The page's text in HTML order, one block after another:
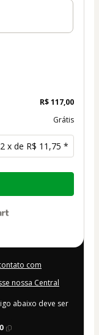
R$ 117,00
Grátis
x de R$ 11,75 *
com
nossa Central
abaixo deve ser